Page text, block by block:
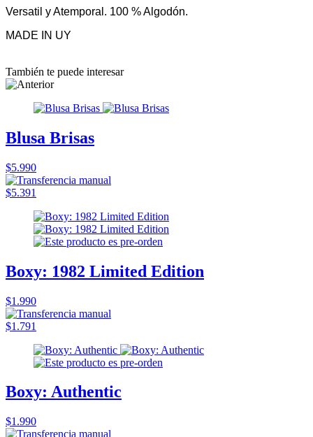
Versatil y Atemporal. 100 % Algodón.
MADE IN UY
También te puede interesar
Blusa Brisas
$5.990
$5.391
Boxy: 1982 Limited Edition
$1.990
$1.791
Boxy: Authentic
$1.990